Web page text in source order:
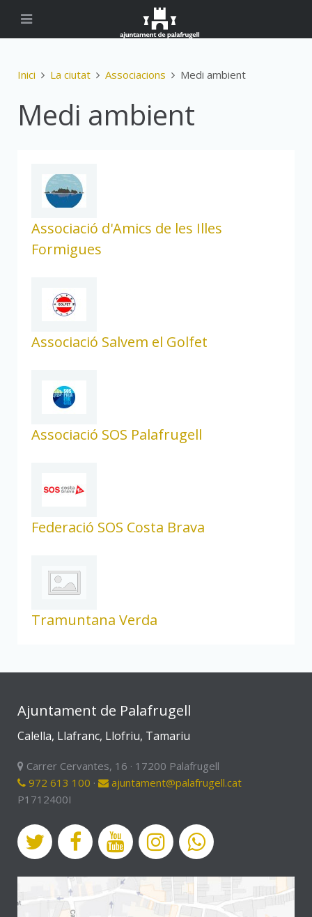
Inici La ciutat Associacions Medi ambient
Medi ambient
Associació d'Amics de les Illes
Formigues
Associació Salvem el Golfet
Associació SOS Palafrugell
Federació SOS Costa Brava
Tramuntana Verda
Ajuntament de Palafrugell
Calella, Llafranc, Llofriu, Tamariu
Carrer Cervantes, 16 · 17200 Palafrugell
972 613 100 ·
ajuntament@palafrugell.cat
P1712400I